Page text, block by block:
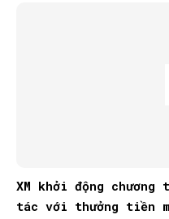
XM khởi động
tác với thưởng tiền